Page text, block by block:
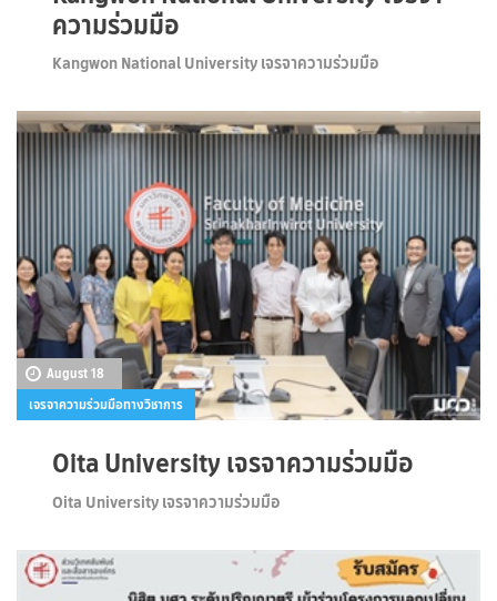
ความร่วมมือ
Kangwon National University เจรจาความร่วมมือ
August 18
เจรจาความร่วมมือทางวิชาการ
Oita University เจรจาความร่วมมือ
Oita University เจรจาความร่วมมือ